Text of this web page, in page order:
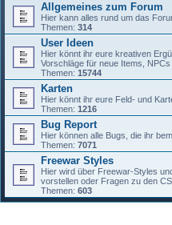
Allgemeines zum Forum
Hier kann alles rund um das
Themen: 314
User Ideen
Hier könnt ihr eure kreativen
Vorschläge für neue Items,
Themen: 15744
Karten
Hier könnt ihr eure Feld- und
Themen: 1216
Bug Report
Hier können alle Bugs, die ihr
Themen: 7071
Freewar Styles
Hier wird über Freewar-Styles
vorstellen oder Fragen zu den
Themen: 603